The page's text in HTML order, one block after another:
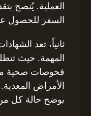
العملية. يُنصح
السفر للحصول
ثانياً، تعد
المهمة. حيث
فحوصات صحية
الأمراض
يوضح حالة كل